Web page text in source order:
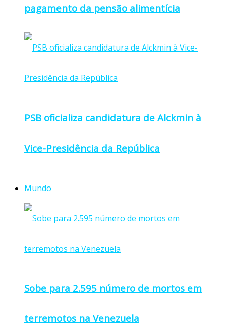
pagamento da pensão alimentícia
PSB oficializa candidatura de Alckmin à
Vice-Presidência da República
Mundo
Sobe para 2.595 número de mortos em
terremotos na Venezuela